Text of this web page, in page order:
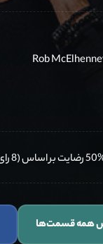
Rob
بر اساس (8 رای) کاربران
همه قسمت‌ها